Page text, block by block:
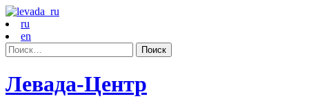
ru
en
Найти:
Левада-Центр